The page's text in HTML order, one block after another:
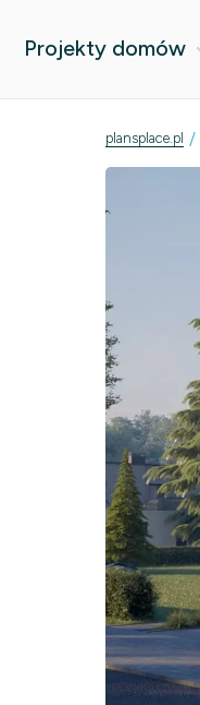
Projekty domów
plansplace.pl /